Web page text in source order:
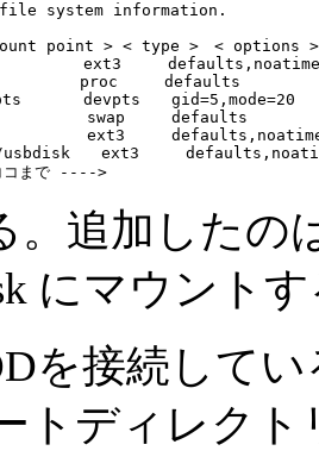
system information.
point > < type >　< options >
　　　　 ext3　　　
　　　　 proc　　　defaults　　　　　
　　　　devpts　　gid=5,mode=20　
　　　　swap　　　defaults　　　　
　　　　ext3　　　defaults,noatime
　　ext3　　　
まで ---->
。追加したの
にマウント
を接続して
トディレクト